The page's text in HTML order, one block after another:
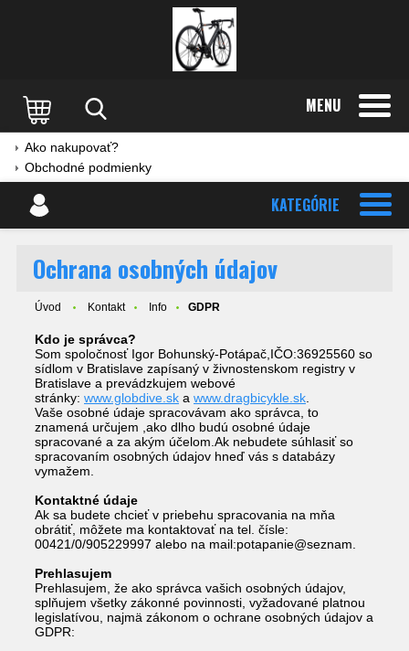
MENU
Ako nakupovať?
Obchodné podmienky
KATEGÓRIE
Ochrana osobných údajov
Úvod Kontakt Info GDPR
Kdo je správca?
Som spoločnosť Igor Bohunský-Potápač,IČO:36925560 so
sídlom v Bratislave zapísaný v živnostenskom registry v
Bratislave a prevádzkujem webové
stránky: www.globdive.sk a www.dragbicykle.sk
Vaše osobné údaje spracovávam ako správca, to
znamená určujem ,ako dlho budú osobné údaje
spracované a za akým účelom.Ak nebudete súhlasiť so
spracovaním osobných údajov hneď vás s databázy
vymažem.
Kontaktné údaje
Ak sa budete chcieť v priebehu spracovania na mňa
obrátiť, môžete ma kontaktovať na tel. čísle:
00421/0/905229997 alebo na mail:potapanie@seznam.
Prehlasujem
Prehlasujem, že ako správca vašich osobných údajov,
splňujem všetky zákonné povinnosti, vyžadované platnou
legislatívou, najmä zákonom o ochrane osobných údajov a
GDPR: